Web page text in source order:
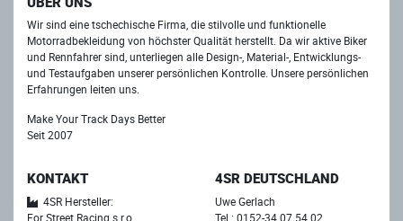
Wir sind eine tschechische Firma, die stilvolle und funktionelle
Motorradbekleidung von höchster Qualität herstellt. Da wir aktive Biker
und Rennfahrer sind, unterliegen alle Design-, Material-, Entwicklungs-
und Testaufgaben unserer persönlichen Kontrolle. Unsere persönlichen
Erfahrungen leiten uns.
Make Your Track Days Better
Seit 2007
KONTAKT
4SR Hersteller:
For Street Racing s.r.o.
4SR DEUTSCHLAND
Uwe Gerlach
Tel.: 0152-34 07 54 02